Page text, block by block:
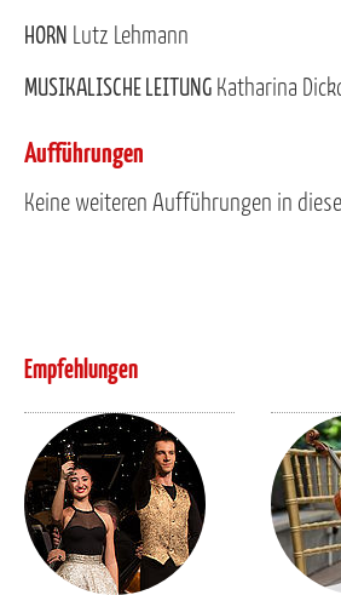
HORN Lutz Lehmann
MUSIKALISCHE LEITUNG Katharina
Aufführungen
Keine weiteren Aufführungen in
Empfehlungen